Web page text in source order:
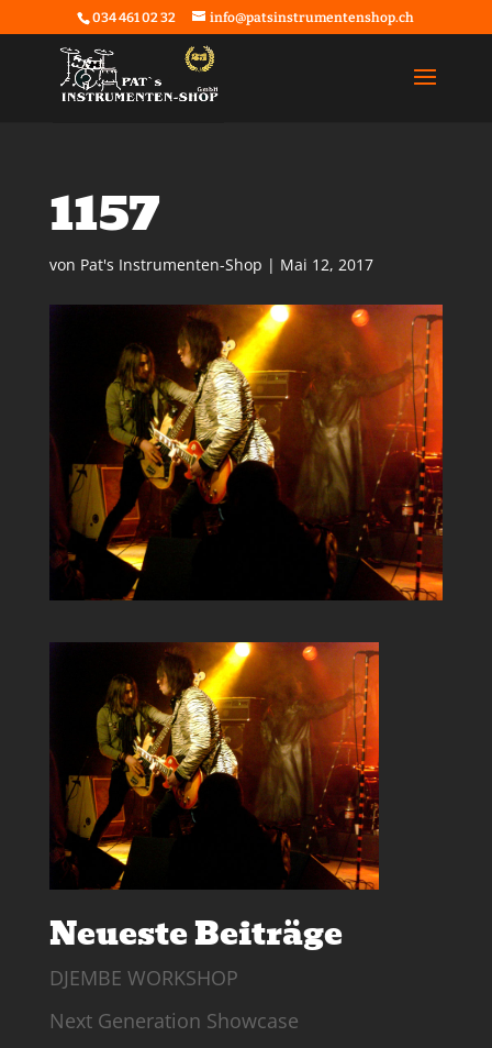
034 461 02 32 info@patsinstrumentenshop.ch
1157
von Pat's Instrumenten-Shop | Mai 12, 2017
Neueste Beiträge
DJEMBE WORKSHOP
Next Generation Showcase